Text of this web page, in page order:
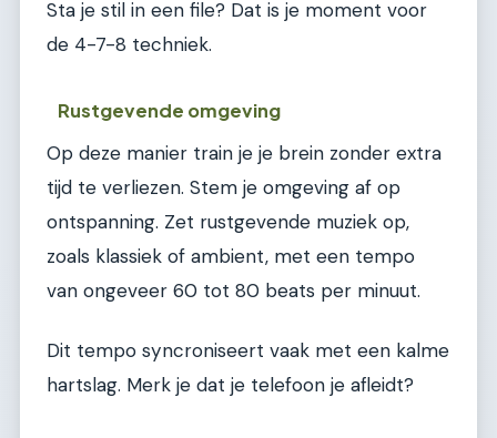
Sta je stil in een file? Dat is je moment voor
de 4-7-8 techniek.
Rustgevende omgeving
Op deze manier train je je brein zonder extra
tijd te verliezen. Stem je omgeving af op
ontspanning. Zet rustgevende muziek op,
zoals klassiek of ambient, met een tempo
van ongeveer 60 tot 80 beats per minuut.
Dit tempo syncroniseert vaak met een kalme
hartslag. Merk je dat je telefoon je afleidt?